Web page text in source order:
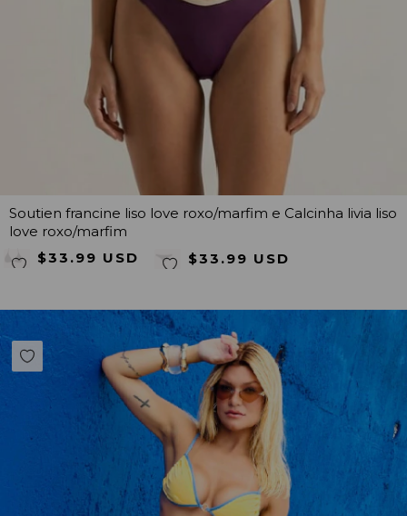
Soutien francine liso love roxo/marfim e Calcinha livia liso
love roxo/marfim
$33.99 USD
$33.99 USD